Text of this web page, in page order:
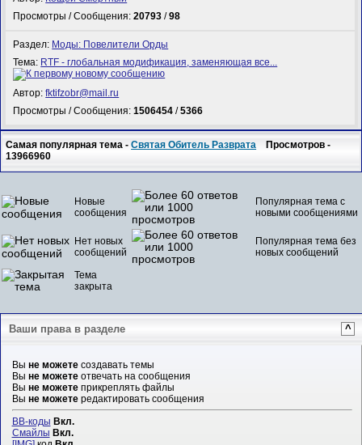
Просмотры / Сообщения:20793 /98
Раздел: Моды: Повелители Орды
Тема: RTF - глобальная модификация, заменяющая все...
Автор:fktifzobr@mail.ru
Просмотры / Сообщения:1506454 /5366
Самая популярная тема -Святая Обитель Разврата Просмотров -
13966960
Новые
сообщения
Популярная тема с
новыми сообщениями
Нет новых
сообщений
Популярная тема без
новых сообщений
Тема
закрыта
Ваши права в разделе ^
Вы не можетесоздавать темы
Вы не можетеотвечать на сообщения
Вы не можетеприкреплять файлы
Вы не можетередактировать сообщения
BB-коды Вкл.
Смайлы Вкл.